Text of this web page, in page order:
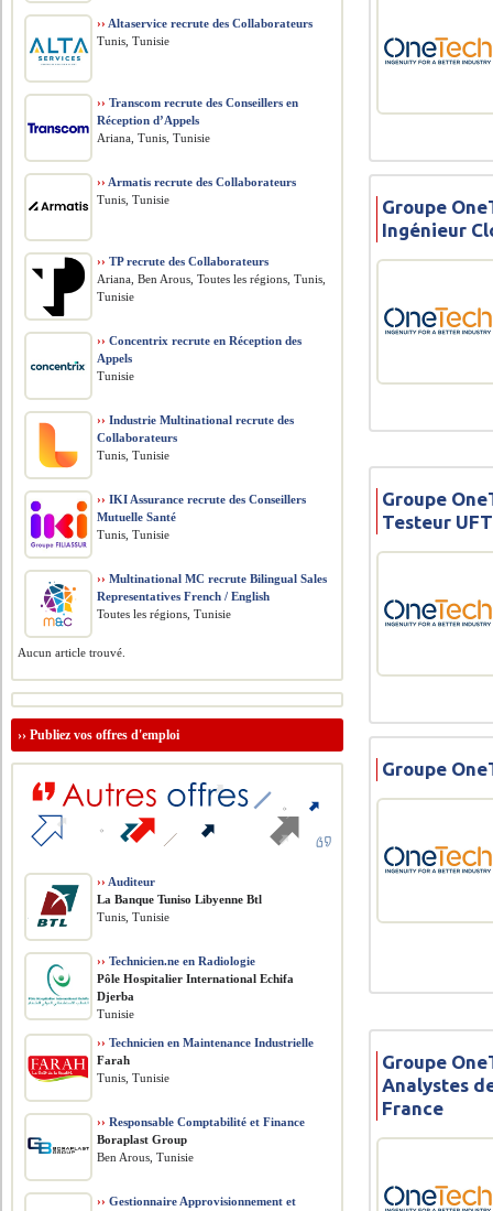
Groupe
Ingénieur
Groupe
Testeur UFT
Groupe
Groupe
Analystes
France
›› Altaservice recrute des Collaborateurs
Tunis, Tunisie
›› Transcom recrute des Conseillers en
Réception d’Appels
Ariana, Tunis, Tunisie
›› Armatis recrute des Collaborateurs
Tunis, Tunisie
›› TP recrute des Collaborateurs
Ariana, Ben Arous, Toutes les régions, Tunis,
Tunisie
›› Concentrix recrute en Réception des
Appels
Tunisie
›› Industrie Multinational recrute des
Collaborateurs
Tunis, Tunisie
›› IKI Assurance recrute des Conseillers
Mutuelle Santé
Tunis, Tunisie
›› Multinational MC recrute Bilingual Sales
Representatives French / English
Toutes les régions, Tunisie
Aucun article trouvé.
››Publiez vos offres d'emploi
›› Auditeur
La Banque Tuniso Libyenne Btl
Tunis, Tunisie
›› Technicien.ne en Radiologie
Pôle Hospitalier International Echifa
Djerba
Tunisie
›› Technicien en Maintenance Industrielle
Farah
Tunis, Tunisie
›› Responsable Comptabilité et Finance
Boraplast Group
Ben Arous, Tunisie
›› Gestionnaire Approvisionnement et